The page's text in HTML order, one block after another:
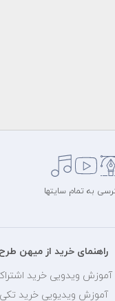
به تمام سایتها
راهنمای خرید از میهن طرح
آموزش ویدویی خرید
آموزش ویدیویی خرید تکی